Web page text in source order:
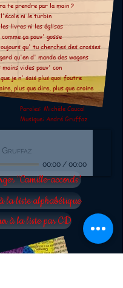
te prendre par la main ?
ni le turbin
livres ni les églises
ça pauv' gosse
qu' tu cherches des crosses
qu'en d' mande des wagons
vides pauv' con
je n' sais plus quoi foutre
plus que dire, plus que croire
Michèle Caucal
André Gruffaz
Gruffaz
00:00 / 00:00
"Camille-accords"
la liste alphabétique
à la liste par CD